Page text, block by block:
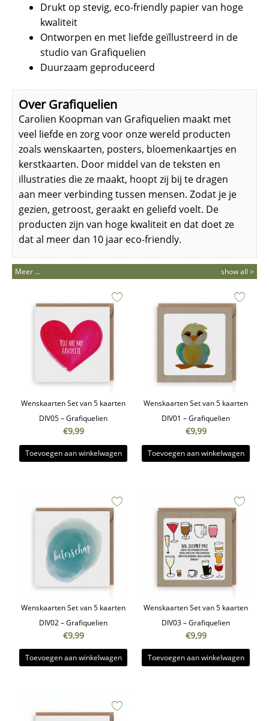
Drukt op stevig, eco-friendly papier van hoge
kwaliteit
Ontworpen en met liefde geïllustreerd in de
studio van Grafiquelien
Duurzaam geproduceerd
Over Grafiquelien
Carolien Koopman van Grafiquelien maakt met
veel liefde en zorg voor onze wereld producten
zoals wenskaarten, posters, bloemenkaartjes en
kerstkaarten. Door middel van de teksten en
illustraties die ze maakt, hoopt zij bij te dragen
aan meer verbinding tussen mensen. Zodat je je
gezien, getroost, geraakt en geliefd voelt. De
producten zijn van hoge kwaliteit en dat doet ze
dat al meer dan 10 jaar eco-friendly.
Meer ... show all >
Wenskaarten Set van 5 kaarten
DIV05 – Grafiquelien
€9,99
Toevoegen aan winkelwagen
Wenskaarten Set van 5 kaarten
DIV01 – Grafiquelien
€9,99
Toevoegen aan winkelwagen
Wenskaarten Set van 5 kaarten
DIV02 – Grafiquelien
€9,99
Toevoegen aan winkelwagen
Wenskaarten Set van 5 kaarten
DIV03 – Grafiquelien
€9,99
Toevoegen aan winkelwagen